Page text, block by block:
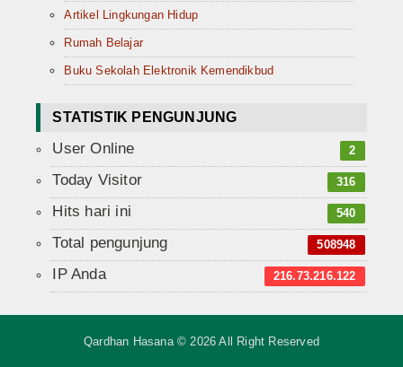
Artikel Lingkungan Hidup
Rumah Belajar
Buku Sekolah Elektronik Kemendikbud
STATISTIK PENGUNJUNG
User Online 2
Today Visitor 316
Hits hari ini 540
Total pengunjung 508948
IP Anda 216.73.216.122
Qardhan Hasana © 2026 All Right Reserved